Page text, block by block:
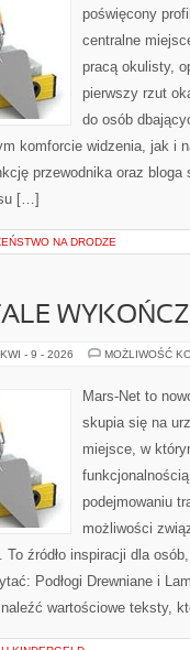
poświęcony
centralne
pracą okulisty,
pierwszy rzut
do osób
komforcie widzenia, jak i
przewodnika oraz
[…]
NA DRODZE
KWI - 9 - 2026 MOŻLIWOŚĆ
Mars-Net to
skupia się na
miejsce, w
podejmowaniu
możliwości
źródło inspiracji dla
Podłogi Drewniane i
wartościowe teksty,